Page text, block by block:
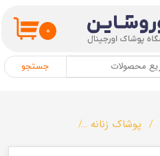
۰
جستجو
پوشاک زنانه